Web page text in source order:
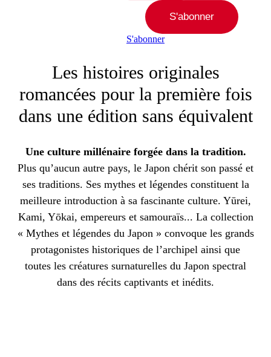
S'abonner
S'abonner
Les histoires originales
romancées pour la première fois
dans une édition sans équivalent
Une culture millénaire forgée dans la tradition.
Plus qu’aucun autre pays, le Japon chérit son passé et
ses traditions. Ses mythes et légendes constituent la
meilleure introduction à sa fascinante culture. Yūrei,
Kami, Yōkai, empereurs et samouraïs... La collection
« Mythes et légendes du Japon » convoque les grands
protagonistes historiques de l’archipel ainsi que
toutes les créatures surnaturelles du Japon spectral
dans des récits captivants et inédits.